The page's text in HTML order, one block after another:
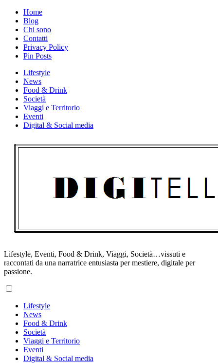
Skip
content
Home
Blog
Chi sono
Contatti
Privacy Policy
Pin Posts
Lifestyle
News
Food & Drink
Società
Viaggi e Territorio
Eventi
Digital & Social media
Lifestyle, Eventi, Food & Drink, Viaggi, Società…vissuti e
raccontati da una narratrice entusiasta per mestiere, digitale per
passione.
Menu
Lifestyle
News
Food & Drink
Società
Viaggi e Territorio
Eventi
Digital & Social media